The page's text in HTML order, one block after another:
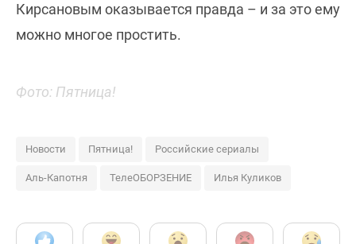
Кирсановым оказывается правда – и за это ему
можно многое простить.
Фото: Пятница!
Новости Пятница! Российские сериалы
Аль-Капотня ТелеОБОРЗЕНИЕ Илья Куликов